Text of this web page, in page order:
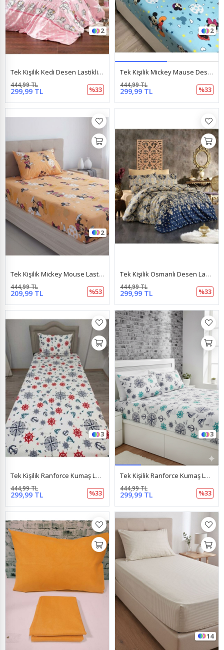
2
Tek Kişilik Kedi Desen Lastikli Çarşaf + 1 Adet Yastık Kılıfı Pembe
299,99 TL
444,99 TL
%33
2
Tek Kişilik Mickey Mause Desenli Lastikli Çarşaf Takımı 100X200 Suyeşili
299,99 TL
444,99 TL
%33
2
Tek Kişilik Mickey Mouse Lastikli Çarşaf Takımı Çocuk Bebek Sarı Mickey
209,99 TL
444,99 TL
%53
Tek Kişilik Osmanlı Desen Lastikli Çarşaf Takımı Lacivert
299,99 TL
444,99 TL
%33
3
Tek Kişilik Ranforce Kumaş Lastikli Çarşaf + 1 Ad. Kapaklı Yastık Kılıfı Denizci Kırmızı
299,99 TL
444,99 TL
%33
3
Tek Kişilik Ranforce Kumaş Lastikli Çarşaf + 1 Ad. Kapaklı Yastık Kılıfı Denizci Mavi
299,99 TL
444,99 TL
%33
14